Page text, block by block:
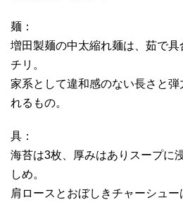
麺：
増田製麺の中太縮れ麺は、茹で
チリ。
家系として違和感のない長さと
れるもの。
具：
海苔は3枚、厚みはありスープに
しめ。
肩ロースとおぼしきチャーシュ